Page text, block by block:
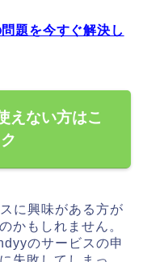
題を今すぐ解決し
えない方はこ
に興味がある方が
かもしれません。
のサービスの申